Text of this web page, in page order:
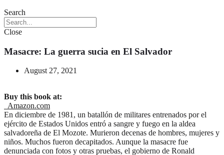
Search
Close
Masacre: La guerra sucia en El Salvador
August 27, 2021
Buy this book at:
Amazon.com
En diciembre de 1981, un batallón de militares entrenados por el
ejército de Estados Unidos entró a sangre y fuego en la aldea
salvadoreña de El Mozote. Murieron decenas de hombres, mujeres y
niños. Muchos fueron decapitados. Aunque la masacre fue
denunciada con fotos y otras pruebas, el gobierno de Ronald